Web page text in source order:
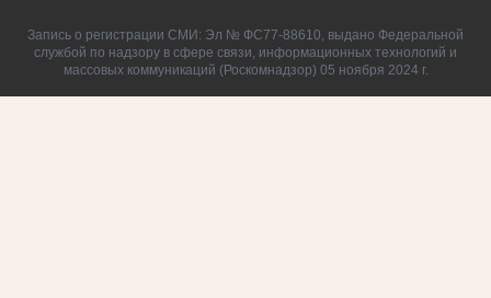
Запись о регистрации СМИ: Эл № ФС77-88610, выдано Федеральной
службой по надзору в сфере связи, информационных технологий и
массовых коммуникаций (Роскомнадзор) 05 ноября 2024 г.